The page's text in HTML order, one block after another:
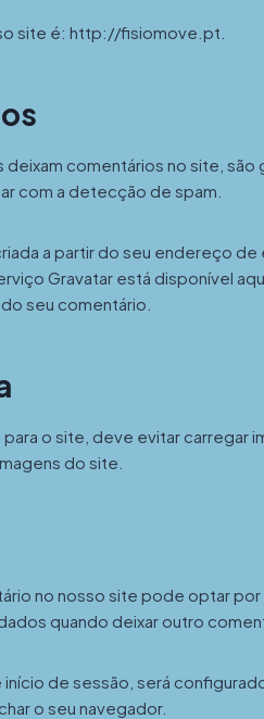
site é: http://fisiomove.pt.
deixam comentários no site,
com a detecção de spam.
a partir do seu endereço
Gravatar está disponível
seu comentário.
o site, deve evitar carregar
do site.
no nosso site pode optar
quando deixar outro
início de sessão, será
o seu navegador.